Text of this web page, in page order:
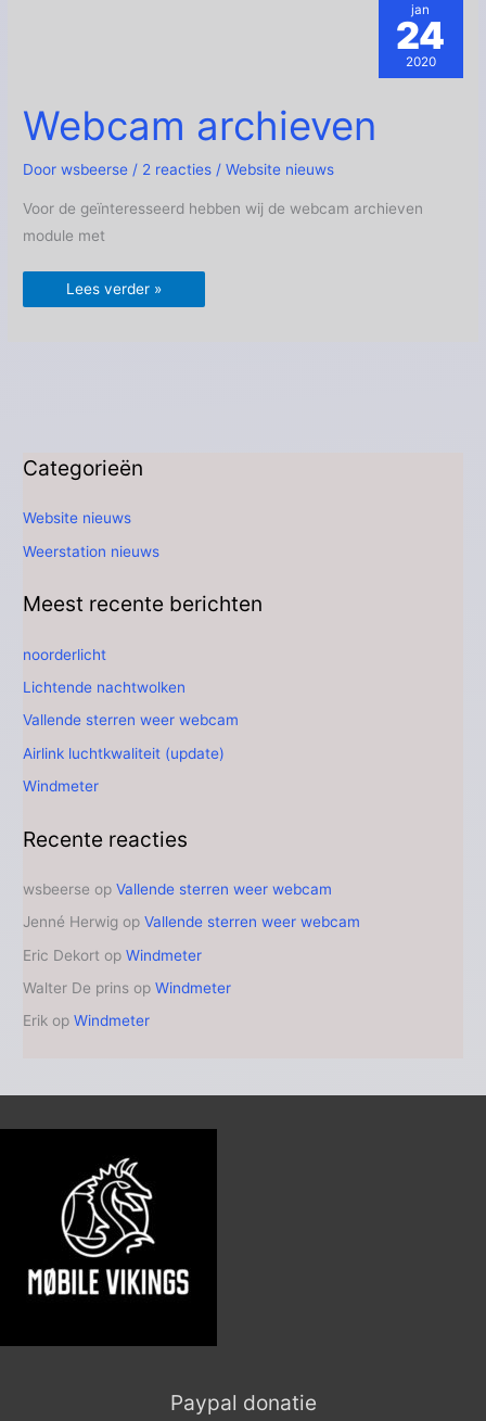
Webcam archieven
Doorwsbeerse / 2 reacties /Website nieuws
Voor de geïnteresseerd hebben wij de webcam archieven
module met
archieven
Lees verder »
jan
24
2020
Categorieën
Website nieuws
Weerstation nieuws
Meest recente berichten
noorderlicht
Lichtende nachtwolken
Vallende sterren weer webcam
Airlink luchtkwaliteit (update)
Windmeter
Recente reacties
wsbeerse opVallende sterren weer webcam
Jenné Herwig opVallende sterren weer webcam
Eric Dekort opWindmeter
Walter De prins opWindmeter
Erik opWindmeter
Paypal donatie